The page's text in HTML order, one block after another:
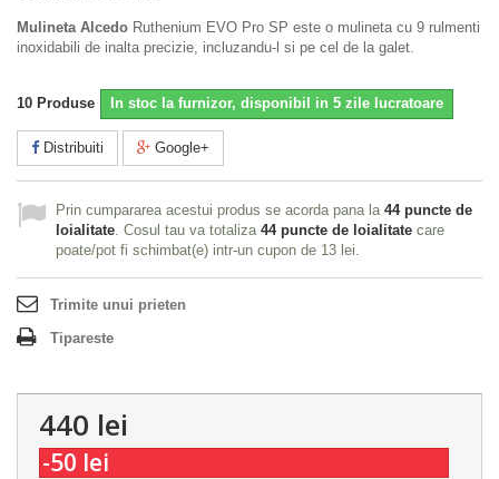
Mulineta Alcedo Ruthenium EVO Pro SP este o mulineta cu 9 rulmenti
inoxidabili de inalta precizie, incluzandu-l si pe cel de la galet.
10 Produse In stoc la furnizor, disponibil in 5 zile lucratoare
Distribuiti Google+
Prin cumpararea acestui produs se acorda pana la 44puncte de
loialitate . Cosul tau va totaliza 44puncte de loialitate care
poate/pot fi schimbat(e) intr-un cupon de 13 lei
Trimite unui prieten
Tipareste
440 lei
-50 lei